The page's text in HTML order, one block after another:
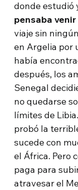
donde estudió
pensaba
viaje sin
en Argelia por
había
después, los
Senegal
no quedarse
límites de
probó la
sucede con
el África. Pero
paga para
atravesar el